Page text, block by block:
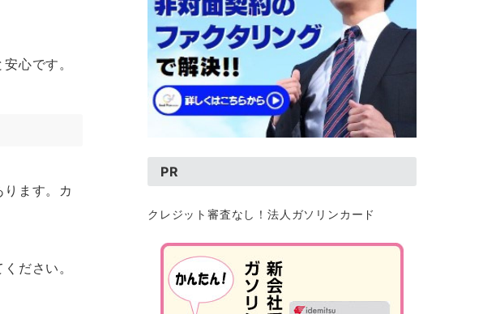
心です。
ます。カ
ださい。
PR
クレジット審査なし！法人ガソリンカード